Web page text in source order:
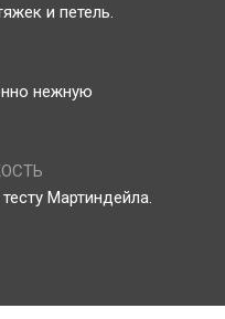
и петель.
нежную
Мартиндейла.